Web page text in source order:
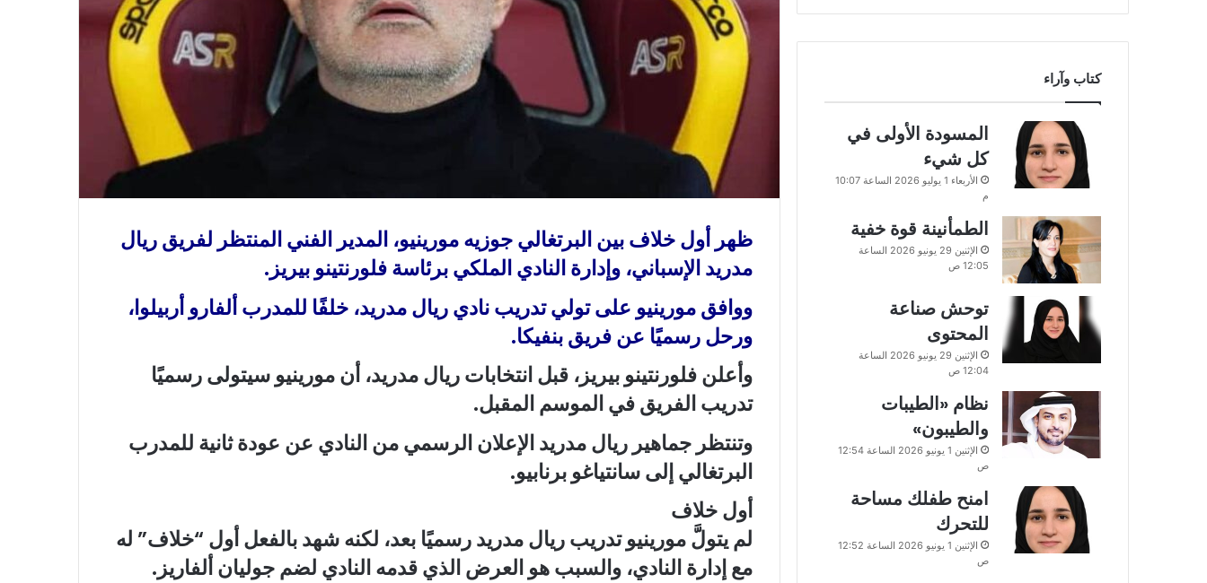
ظهر أول خلاف بين البرتغالي جوزيه مورينيو، المدير الفني المنتظر لفريق ريال
مدريد الإسباني، وإدارة النادي الملكي برئاسة فلورنتينو بيريز.
ووافق مورينيو على تولي تدريب نادي ريال مدريد، خلفًا للمدرب ألفارو أربيلوا،
ورحل رسميًا عن فريق بنفيكا.
وأعلن فلورنتينو بيريز، قبل انتخابات ريال مدريد، أن مورينيو سيتولى رسميًا
تدريب الفريق في الموسم المقبل.
وتنتظر جماهير ريال مدريد الإعلان الرسمي من النادي عن عودة ثانية للمدرب
البرتغالي إلى سانتياغو برنابيو.
أول خلاف
لم يتولَّ مورينيو تدريب ريال مدريد رسميًا بعد، لكنه شهد بالفعل أول “خلاف” له
مع إدارة النادي، والسبب هو العرض الذي قدمه النادي لضم جوليان ألفاريز.
كتاب وآراء
المسودة الأولى في
كل شيء
الأربعاء 1 يوليو 2026 الساعة 10:07
م
الطمأنينة قوة خفية
الإثنين 29 يونيو 2026 الساعة
12:05 ص
توحش صناعة
المحتوى
الإثنين 29 يونيو 2026 الساعة
12:04 ص
نظام «الطيبات
والطيبون»
الإثنين 1 يونيو 2026 الساعة 12:54
ص
امنح طفلك مساحة
للتحرك
الإثنين 1 يونيو 2026 الساعة 12:52
ص